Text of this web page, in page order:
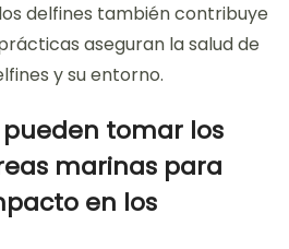
delfines también contribuye
aseguran la salud de
y su entorno.
pueden tomar los
marinas para
en los